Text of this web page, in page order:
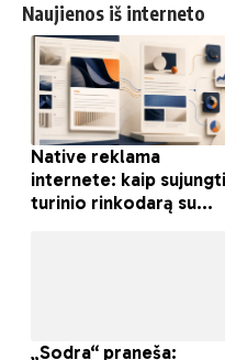
Naujienos iš interneto